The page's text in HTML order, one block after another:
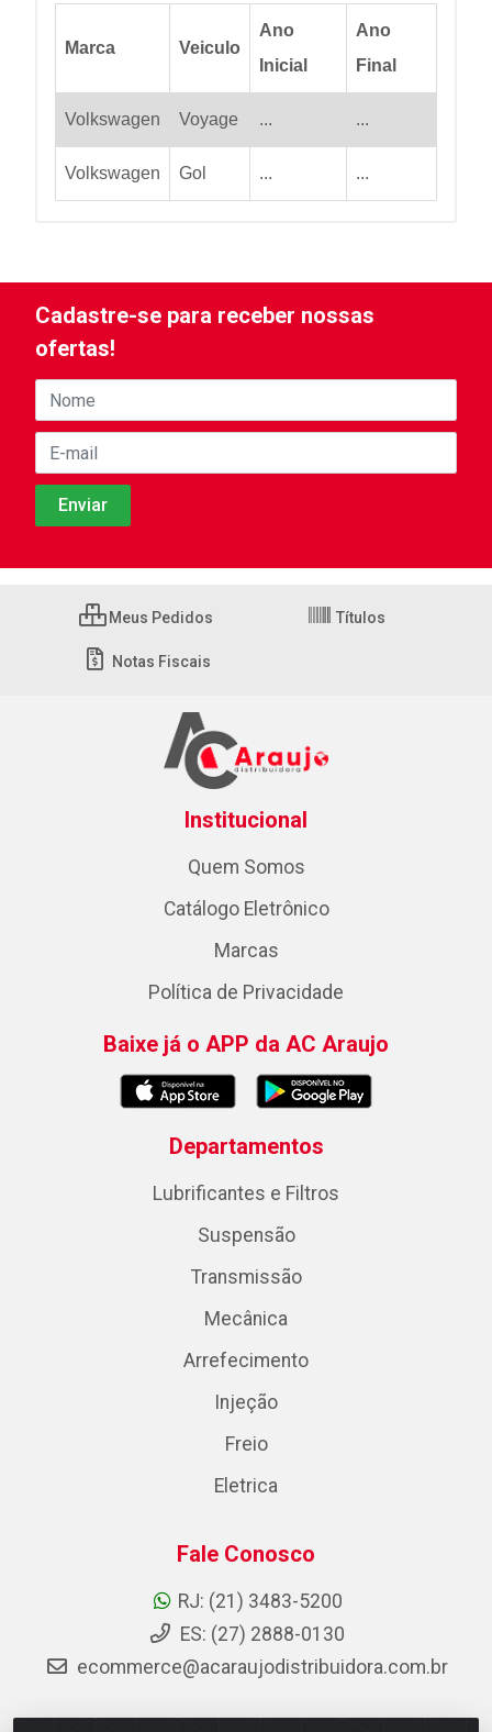
Marca Veiculo
Ano
Inicial
Ano
Final
Volkswagen Voyage ... ...
Volkswagen Gol ... ...
Cadastre-se para receber nossas
ofertas!
Meus Pedidos Títulos
Notas Fiscais
Institucional
Quem Somos
Catálogo Eletrônico
Marcas
Política de Privacidade
Baixe já o APP da AC Araujo
Departamentos
Lubrificantes e Filtros
Suspensão
Transmissão
Mecânica
Arrefecimento
Injeção
Freio
Eletrica
Fale Conosco
RJ: (21) 3483-5200
ES: (27) 2888-0130
ecommerce@acaraujodistribuidora.com.br